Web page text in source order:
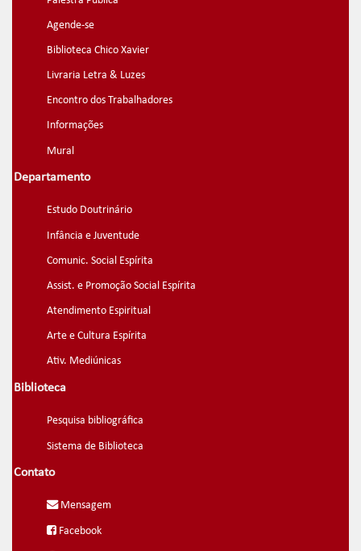
Agende-se
Biblioteca Chico Xavier
Livraria Letra & Luzes
Encontro dos Trabalhadores
Informações
Mural
Departamento
Estudo Doutrinário
Infância e Juventude
Comunic. Social Espírita
Assist. e Promoção Social Espírita
Atendimento Espiritual
Arte e Cultura Espírita
Ativ. Mediúnicas
Biblioteca
Pesquisa bibliográfica
Sistema de Biblioteca
Contato
Mensagem
Facebook